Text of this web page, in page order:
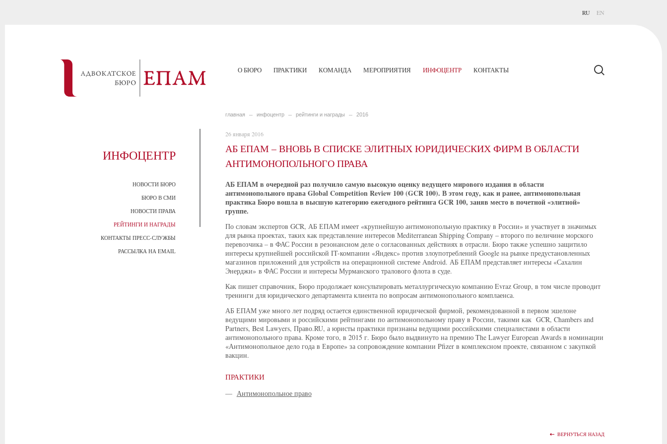
RU EN
О БЮРО ПРАКТИКИ КОМАНДА МЕРОПРИЯТИЯ ИНФОЦЕНТР КОНТАКТЫ
ИНФОЦЕНТР
НОВОСТИ БЮРО
БЮРО В СМИ
НОВОСТИ ПРАВА
РЕЙТИНГИ И НАГРАДЫ
КОНТАКТЫ ПРЕСС-СЛУЖБЫ
РАССЫЛКА НА EMAIL
главная инфоцентр рейтинги и награды 2016
26 января 2016
АБ ЕПАМ – ВНОВЬ В СПИСКЕ ЭЛИТНЫХ ЮРИДИЧЕСКИХ ФИРМ В ОБЛАСТИ
АНТИМОНОПОЛЬНОГО ПРАВА
АБ ЕПАМ в очередной раз получило самую высокую оценку ведущего мирового издания в области
антимонопольного права Global Competition Review 100 (GCR 100). В этом году, как и ранее, антимонопольная
практика Бюро вошла в высшую категорию ежегодного рейтинга GCR 100, заняв место в почетной «элитной»
группе.
По словам экспертов GCR, АБ ЕПАМ имеет «крупнейшую антимонопольную практику в России» и участвует в значимых
для рынка проектах, таких как представление интересов Mediterranean Shipping Company – второго по величине морского
перевозчика – в ФАС России в резонансном деле о согласованных действиях в отрасли. Бюро также успешно защитило
интересы крупнейшей российской IT-компании «Яндекс» против злоупотреблений Google на рынке предустановленных
магазинов приложений для устройств на операционной системе Android. АБ ЕПАМ представляет интересы «Сахалин
Энерджи» в ФАС России и интересы Мурманского тралового флота в суде.
Как пишет справочник, Бюро продолжает консультировать металлургическую компанию Evraz Group, в том числе проводит
тренинги для юридического департамента клиента по вопросам антимонопольного комплаенса.
АБ ЕПАМ уже много лет подряд остается единственной юридической фирмой, рекомендованной в первом эшелоне
ведущими мировыми и российскими рейтингами по антимонопольному праву в России, такими как GCR, Chambers and
Partners, Best Lawyers, Право.RU, а юристы практики признаны ведущими российскими специалистами в области
антимонопольного права. Кроме того, в 2015 г. Бюро было выдвинуто на премию The Lawyer European Awards в номинации
«Антимонопольное дело года в Европе» за сопровождение компании Pfizer в комплексном проекте, связанном с закупкой
вакцин.
ПРАКТИКИ
— Антимонопольное право
ВЕРНУТЬСЯ НАЗАД